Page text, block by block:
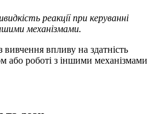
реакції при керуванні
механізмами.
вивчення впливу на здатність
або роботі з іншими механізмами